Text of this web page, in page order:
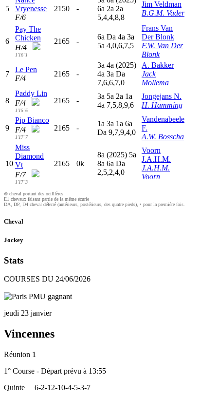
5
Vryenesse
F/6
2150 -
6a 2a 2a
5,4,4,8,8
Jim Veldman
B.G.M. Vader
6
Pay The
Chicken
H/4
1'16"1
2165 -
6a Da 4a 3a
5a 4,0,6,7,5
Frans Van
Der Blonk
F.W. Van Der
Blonk
7
Le Pen
F/4
2165 -
3a 4a (2025)
4a 3a Da
7,6,6,7,0
A. Bakker
Jack
Mollema
8
Paddy Lin
F/4
1'15"6
2165 -
3a 5a 2a 1a
4a 7,5,8,9,6
Jongejans N.
H. Hamming
9
Pip Bianco
F/4
1'17"7
2165 -
1a 3a 1a 6a
Da 9,7,9,4,0
Vandenabeele
F.
A.W. Bosscha
10
Miss
Diamond
Vt
F/7
1'17"3
2165 0k
8a (2025) 5a
8a 6a Da
2,5,2,4,0
Voorn
J.A.H.M.
J.A.H.M.
Voorn
⊗ cheval portant des oeilllères
E1 chevaux faisant partie de la même écurie
DA, DP, D4 cheval déferré (antérieurs, postérieurs, des quatre pieds), • pour la première fois.
Cheval
Jockey
Stats
COURSES DU 24/06/2026
jeudi 23 janvier
Vincennes
Réunion 1
1° Course - Départ prévu à 13:55
Quinte
6-2-12-10-4-5-3-7